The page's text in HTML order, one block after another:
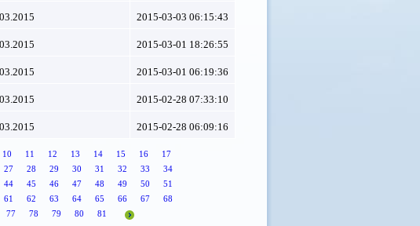
2015-03-03 06:15:43
2015-03-01 18:26:55
2015-03-01 06:19:36
2015-02-28 07:33:10
2015-02-28 06:09:16
10 11 12 13 14 15 16
17
27 28 29 30 31 32 33
34
44 45 46 47 48 49 50
51
61 62 63 64 65 66 67
68
77 78 79 80 81